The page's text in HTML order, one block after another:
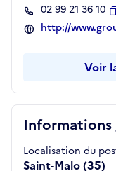
Informations
Localisation du
Saint-Malo (35)
02 99 21 36 10
http://
Voir